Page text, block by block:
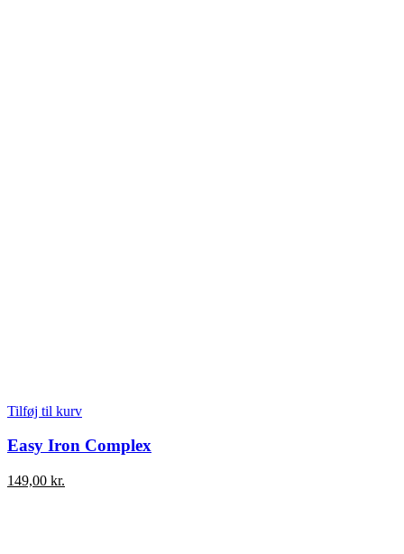
Tilføj til kurv
Easy Iron Complex
149,00 kr.